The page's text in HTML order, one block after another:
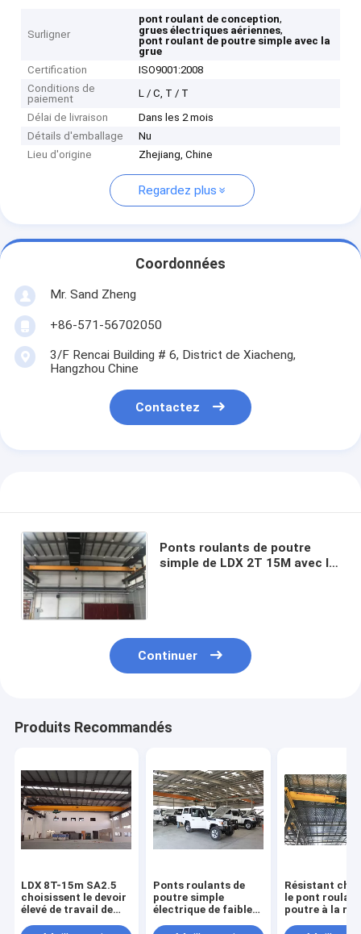
Surligner
pont roulant de conception,
grues électriques aériennes,
pont roulant de poutre simple avec la
grue
Certification
ISO9001:2008
Conditions de
paiement
L / C, T / T
Délai de livraison
Dans les 2 mois
Détails d'emballage
Nu
Lieu d'origine
Zhejiang, Chine
Regardez plus
Coordonnées
Mr. Sand Zheng
+86-571-56702050
3/F Rencai Building # 6, District de Xiacheng,
Hangzhou Chine
Contactez
Ponts roulants de poutre
simple de LDX 2T 15M avec la
Continuer
Produits Recommandés
LDX 8T-15m SA2.5
choisissent le devoir
élevé de travail de
Ponts roulants de
poutre simple
électrique de faible
Résistant
le pont
poutre à la